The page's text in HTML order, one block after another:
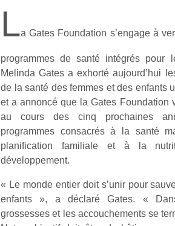
La Gates Foundation s’engage à
programmes de santé intégrés pour
Melinda Gates a exhorté aujourd’hui
de la santé des femmes et des enfants
et a annoncé que la Gates Foundation
au cours des cinq prochaines
programmes consacrés à la santé
planification familiale et à la
développement.
« Le monde entier doit s’unir pour
enfants », a déclaré Gates. «
grossesses et les accouchements se